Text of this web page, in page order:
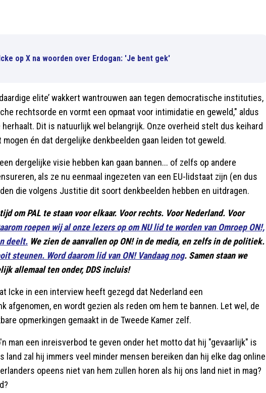
op X na woorden over Erdogan: 'Je bent gek'
elite’ wakkert wantrouwen aan tegen democratische instituties,
rechtsorde en vormt een opmaat voor intimidatie en geweld," aldus
Dit is natuurlijk wel belangrijk. Onze overheid stelt dus keihard
én dat dergelijke denkbeelden gaan leiden tot geweld.
dergelijke visie hebben kan gaan bannen... of zelfs op andere
als ze nu eenmaal ingezeten van een EU-lidstaat zijn (en dus
die volgens Justitie dit soort denkbeelden hebben en uitdragen.
om PAL te staan voor elkaar. Voor rechts. Voor Nederland. Voor
roepen wij al onze lezers op om NU lid te worden van Omroep ON!,
deelt. We zien de aanvallen op ON! in de media, en zelfs in de politiek.
steunen. Word daarom lid van ON! Vandaag nog. Samen staan we
allemaal ten onder, DDS incluis!
Icke in een interview heeft gezegd dat Nederland een
afgenomen, en wordt gezien als reden om hem te bannen. Let wel, de
opmerkingen gemaakt in de Tweede Kamer zelf.
man een inreisverbod te geven onder het motto dat hij "gevaarlijk" is
land zal hij immers veel minder mensen bereiken dan hij elke dag online
opeens niet van hem zullen horen als hij ons land niet in mag?